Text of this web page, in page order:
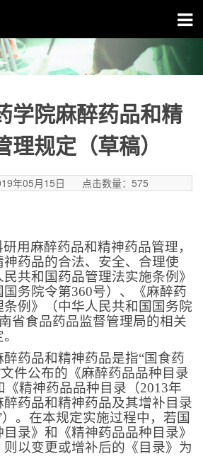
学院麻醉药品和精
理规定（草稿）
年05月15日 点击数量： 575
用麻醉药品和精神药品管理，
药品的合法、安全、合理使
共和国药品管理法实施条例》
国务院令第360号）、《麻醉药
例》（中华人民共和国国务院
省食品药品监督管理局的相关
药品和精神药品是指“国食药
文件公布的《麻醉药品品种目录
《精神药品品种目录（2013年
药品和精神药品及其增补目录
）。在本规定实施过程中，若国
录》和《精神药品品种目录》
以变更或增补后的《目录》为